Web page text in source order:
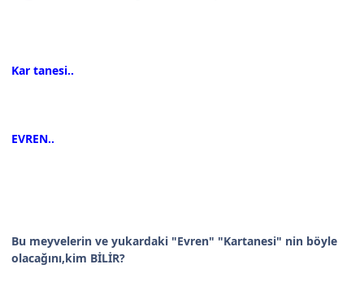
Kar tanesi..
EVREN..
Bu meyvelerin ve yukardaki "Evren" "Kartanesi" nin böyle
olacağını,kim BİLİR?